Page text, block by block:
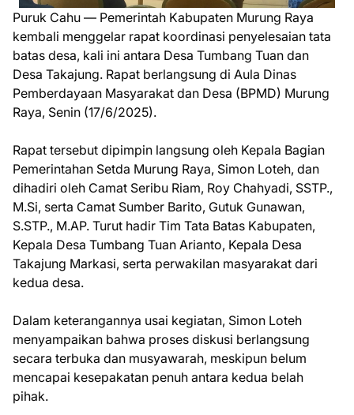
Puruk Cahu — Pemerintah Kabupaten Murung Raya
kembali menggelar rapat koordinasi penyelesaian tata
batas desa, kali ini antara Desa Tumbang Tuan dan
Desa Takajung. Rapat berlangsung di Aula Dinas
Pemberdayaan Masyarakat dan Desa (BPMD) Murung
Raya, Senin (17/6/2025).
Rapat tersebut dipimpin langsung oleh Kepala Bagian
Pemerintahan Setda Murung Raya, Simon Loteh, dan
dihadiri oleh Camat Seribu Riam, Roy Chahyadi, SSTP.,
M.Si, serta Camat Sumber Barito, Gutuk Gunawan,
S.STP., M.AP. Turut hadir Tim Tata Batas Kabupaten,
Kepala Desa Tumbang Tuan Arianto, Kepala Desa
Takajung Markasi, serta perwakilan masyarakat dari
kedua desa.
Dalam keterangannya usai kegiatan, Simon Loteh
menyampaikan bahwa proses diskusi berlangsung
secara terbuka dan musyawarah, meskipun belum
mencapai kesepakatan penuh antara kedua belah
pihak.